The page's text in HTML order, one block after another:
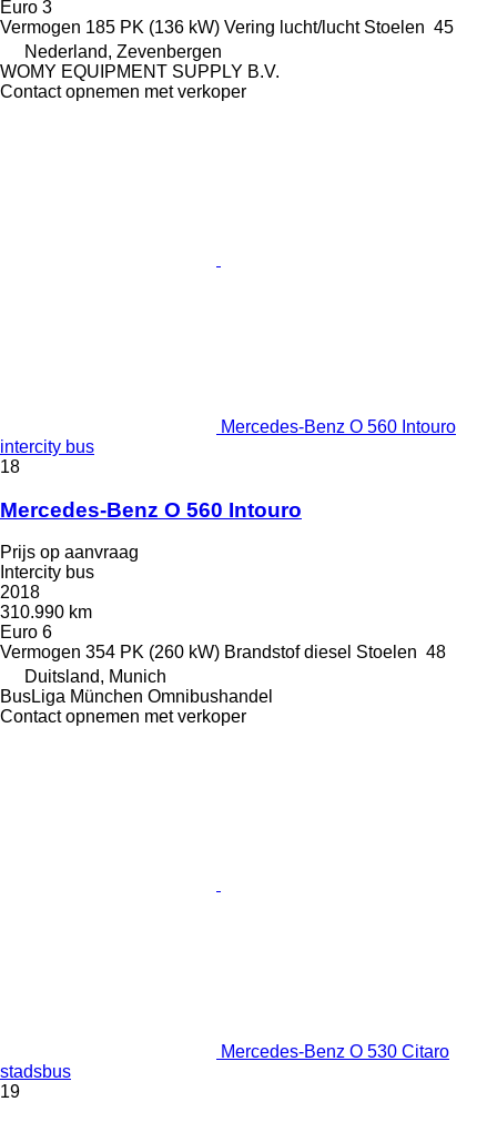
Euro 3
Vermogen 185 PK (136 kW) Vering lucht/lucht Stoelen 45
Nederland, Zevenbergen
WOMY EQUIPMENT SUPPLY B.V.
Contact opnemen met verkoper
Mercedes-Benz O 560 Intouro
intercity bus
18
Mercedes-Benz O 560 Intouro
Prijs op aanvraag
Intercity bus
2018
310.990 km
Euro 6
Vermogen 354 PK (260 kW) Brandstof diesel Stoelen 48
Duitsland, Munich
BusLiga München Omnibushandel
Contact opnemen met verkoper
Mercedes-Benz O 530 Citaro
stadsbus
19